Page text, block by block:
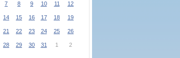
7 8 9 10 11 12
14 15 16 17 18 19
21 22 23 24 25 26
28 29 30 31 1 2